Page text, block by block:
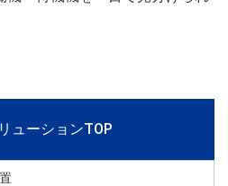
ューションTOP